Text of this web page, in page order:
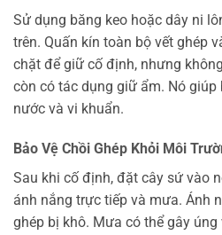
Sử dụng băng keo hoặc dây ni
trên. Quấn kín toàn bộ vết ghép
chặt để giữ cố định, nhưng
còn có tác dụng giữ ẩm. Nó giúp
nước và vi khuẩn.
Bảo Vệ Chồi Ghép Khỏi Môi
Sau khi cố định, đặt cây sứ vào
ánh nắng trực tiếp và mưa. Ánh
ghép bị khô. Mưa có thể gây